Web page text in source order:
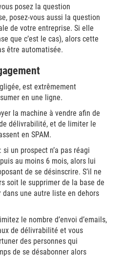
posez la question
posez-vous aussi la question
de votre entreprise. Si elle
que c’est le cas), alors cette
être automatisée.
est extrêmement
en une ligne.
la machine à vendre afin de
délivrabilité, et de limiter le
en SPAM.
un prospect n’a pas réagi
au moins 6 mois, alors lui
de se désinscrire. S’il ne
soit le supprimer de la base de
une autre liste en dehors
le nombre d’envoi d’emails,
de délivrabilité et vous
des personnes qui
de se désabonner alors